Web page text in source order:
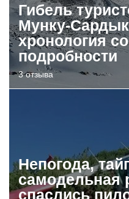
Гибель
Мунку-
хронология
подробности
3 отзыва
Непогода,
самодельная
спаслись